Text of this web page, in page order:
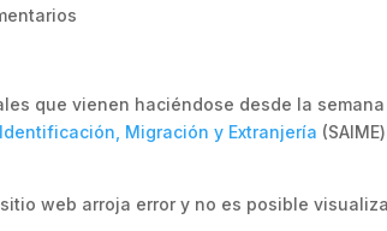
que vienen haciéndose desde la
Migración y Extranjería
web arroja error y no es posible